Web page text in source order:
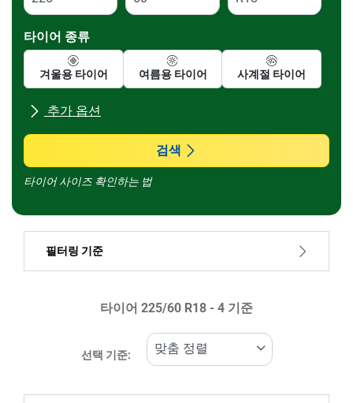
타이어 종류
겨울용 타이어 여름용 타이어 사계절 타이어
추가 옵션
모든 브랜드
런플랫 타이어일 경우, 선택하세요
검색
타이어 사이즈 확인하는 법
필터링 기준
타이어 ‎225/60 R18 - 4 기준
선택 기준: